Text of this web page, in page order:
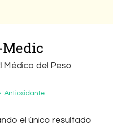
Medic
Médico del Peso
Antioxidante
el único resultado